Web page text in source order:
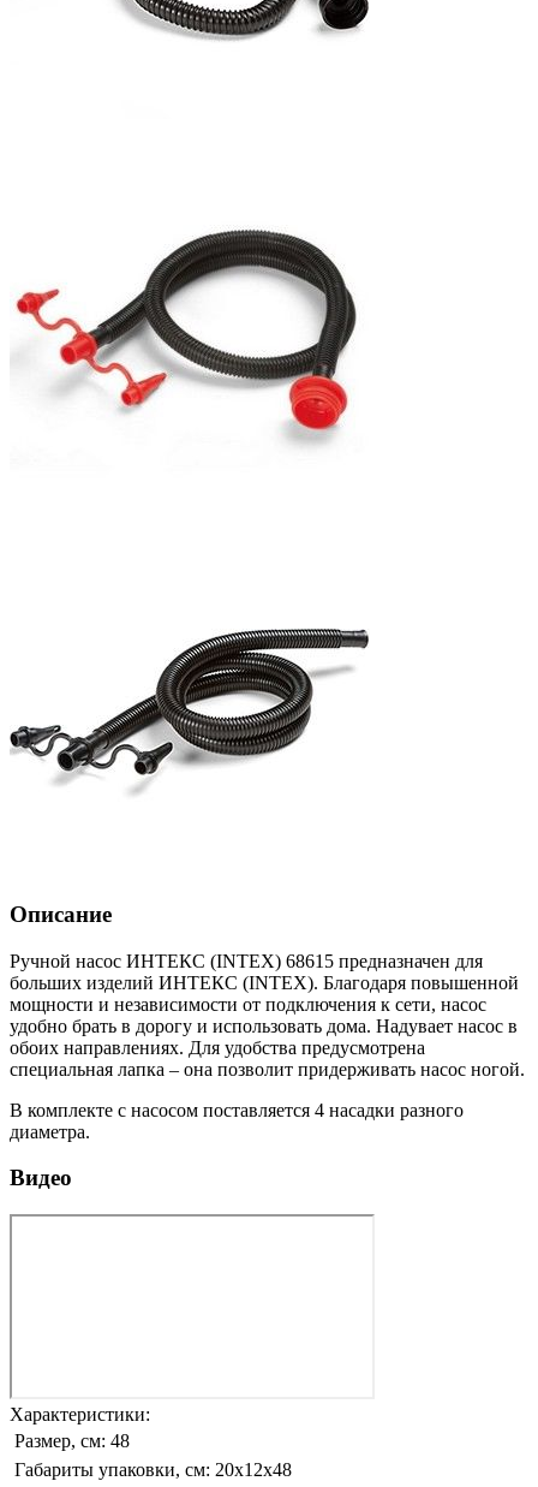
Описание
Ручной насос ИНТЕКС (INTEX) 68615 предназначен для
больших изделий ИНТЕКС (INTEX). Благодаря повышенной
мощности и независимости от подключения к сети, насос
удобно брать в дорогу и использовать дома. Надувает насос в
обоих направлениях. Для удобства предусмотрена
специальная лапка – она позволит придерживать насос ногой.
В комплекте с насосом поставляется 4 насадки разного
диаметра.
Видео
Характеристики:
Размер, см: 48
Габариты упаковки, см: 20х12х48